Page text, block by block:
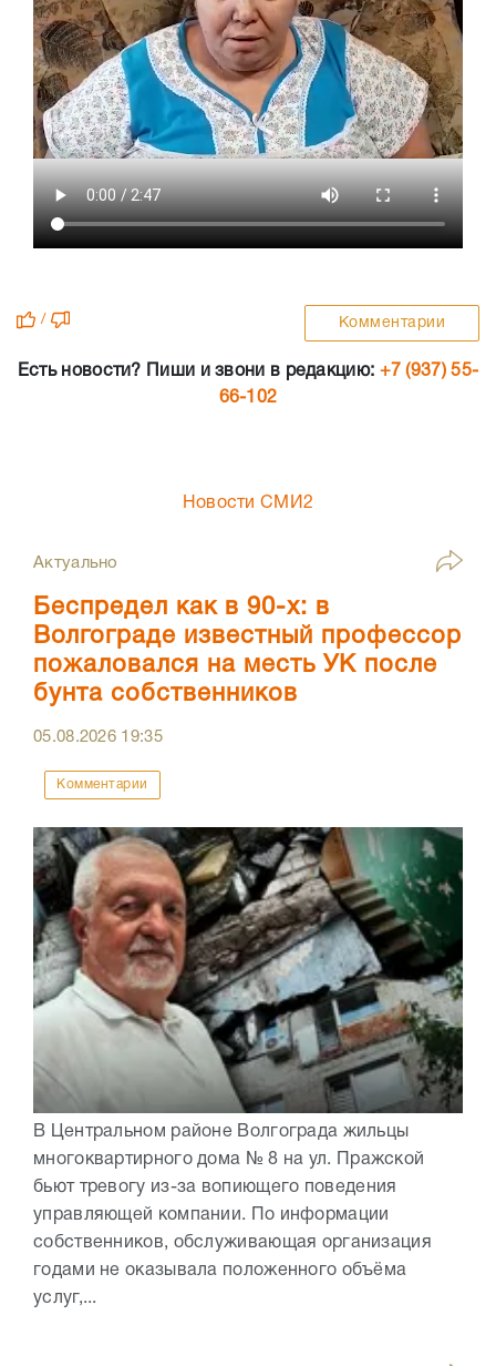
/ Комментарии
Есть новости? Пиши и звони в редакцию: +7 (937) 55-
66-102
Новости СМИ2
Актуально
Беспредел как в 90-х: в
Волгограде известный профессор
пожаловался на месть УК после
бунта собственников
05.08.2026 19:35
Комментарии
В Центральном районе Волгограда жильцы
многоквартирного дома № 8 на ул. Пражской
бьют тревогу из-за вопиющего поведения
управляющей компании. По информации
собственников, обслуживающая организация
годами не оказывала положенного объёма
услуг,...